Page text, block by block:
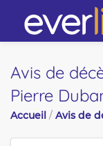
Avis de
Pierre
Accueil / Avis de